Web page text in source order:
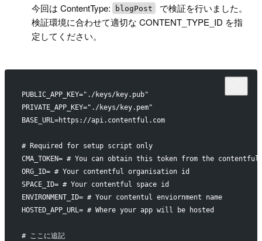
今回は ContentType: blogPost
で検証を行いました。
検証環境に合わせて適切な CONTENT_TYPE_ID を指
定してください。
PUBLIC_APP_KEY="./keys/key.pub"
PRIVATE_APP_KEY="./keys/key.pem"
BASE_URL=https://api.contentful.com
# Required for setup script only
CMA_TOKEN= # You can obtain this token from the contentful
ORG_ID= # Your contentful organisation id
SPACE_ID= # Your contentful space id
ENVIRONMENT_ID= # Your contentul enviornment name
HOSTED_APP_URL= # Where your app will be hosted
# ここに追記